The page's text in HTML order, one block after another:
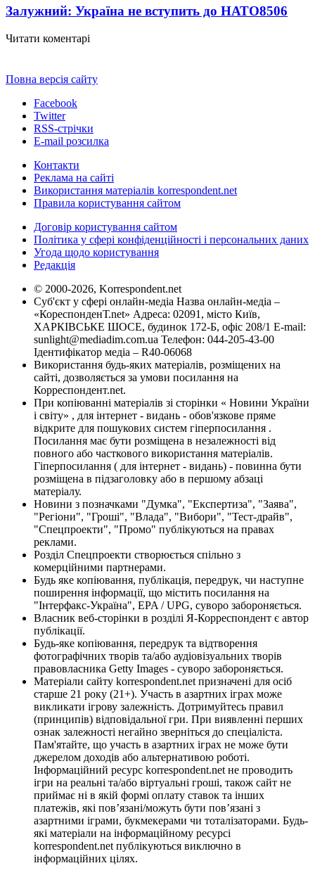
Залужний: Україна не вступить до НАТО8506
Читати коментарі
Повна версія сайту
Facebook
Twitter
RSS-стрічки
E-mail розсилка
Контакти
Реклама на сайті
Використання матеріалів korrespondent.net
Правила користування сайтом
Договір користування сайтом
Політика у сфері конфіденційності і персональних даних
Угода щодо користування
Редакція
© 2000-2026, Korrespondent.net
Суб'єкт у сфері онлайн-медіа Назва онлайн-медіа –
«КореспонденТ.net» Адреса: 02091, місто Київ,
ХАРКІВСЬКЕ ШОСЕ, будинок 172-Б, офіс 208/1 E-mail:
sunlight@mediadim.com.ua Телефон: 044-205-43-00
Ідентифікатор медіа – R40-06068
Використання будь-яких матеріалів, розміщених на
сайті, дозволяється за умови посилання на
Корреспондент.net.
При копіюванні матеріалів зі сторінки « Новини України
і світу» , для інтернет - видань - обов'язкове пряме
відкрите для пошукових систем гіперпосилання .
Посилання має бути розміщена в незалежності від
повного або часткового використання матеріалів.
Гіперпосилання ( для інтернет - видань) - повинна бути
розміщена в підзаголовку або в першому абзаці
матеріалу.
Новини з позначками "Думка", "Експертиза", "Заява",
"Регіони", "Гроші", "Влада", "Вибори", "Тест-драйв",
"Спецпроекти", "Промо" публікуються на правах
реклами.
Розділ Спецпроекти створюється спільно з
комерційними партнерами.
Будь яке копіювання, публікація, передрук, чи наступне
поширення інформації, що містить посилання на
"Інтерфакс-Україна", EPA / UPG, суворо забороняється.
Власник веб-сторінки в розділі Я-Корреспондент є автор
публікації.
Будь-яке копіювання, передрук та відтворення
фотографічних творів та/або аудіовізуальних творів
правовласника Getty Images - суворо забороняється.
Матеріали сайту korrespondent.net призначені для осіб
старше 21 року (21+). Участь в азартних іграх може
викликати ігрову залежність. Дотримуйтесь правил
(принципів) відповідальної гри. При виявленні перших
ознак залежності негайно зверніться до спеціаліста.
Пам'ятайте, що участь в азартних іграх не може бути
джерелом доходів або альтернативою роботі.
Інформаційний ресурс korrespondent.net не проводить
ігри на реальні та/або віртуальні гроші, також сайт не
приймає ні в якій формі оплату ставок та інших
платежів, які пов’язані/можуть бути пов’язані з
азартними іграми, букмекерами чи тоталізаторами. Будь-
які матеріали на інформаційному ресурсі
korrespondent.net публікуються виключно в
інформаційних цілях.